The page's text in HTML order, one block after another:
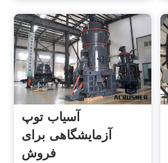
آسیاب توپ
آزمایشگاهی برای
فروش